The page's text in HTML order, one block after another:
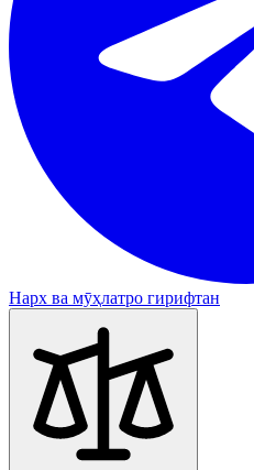
Нарх ва мӯҳлатро гирифтан